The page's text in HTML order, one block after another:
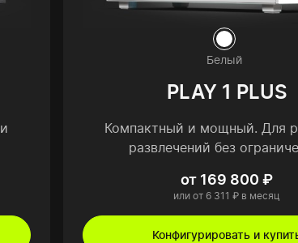
Белый
PLAY 1 PLUS
Компактный и мощный. Для
развлечений без
от 169 800 ₽
или от 6 311 ₽ в месяц
Конфигурировать и